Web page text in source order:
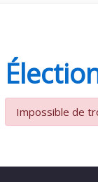
Impossible de